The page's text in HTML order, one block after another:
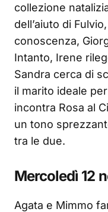
collezione
dell’aiuto di
conoscenza,
Intanto, Irene
Sandra cerca di
il marito ideale
incontra Rosa al
un tono
tra le due.
Mercoledì 12
Agata e Mimmo